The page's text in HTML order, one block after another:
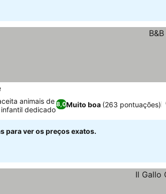
8,0Muito boa (263 pontuações)
animais de
dedicado
para ver os preços exatos.